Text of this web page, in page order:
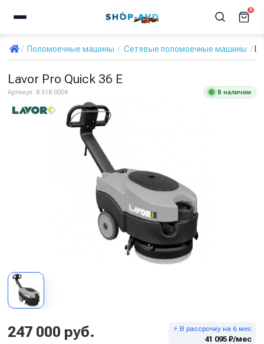
0
Поломоечные машины Сетевые поломоечные машины
Lavor Pro Quick 36 E
Артикул: 8.518.0004 В наличии
247 000 руб. ⚡ В рассрочку на 6 мес
41 095 ₽/мес